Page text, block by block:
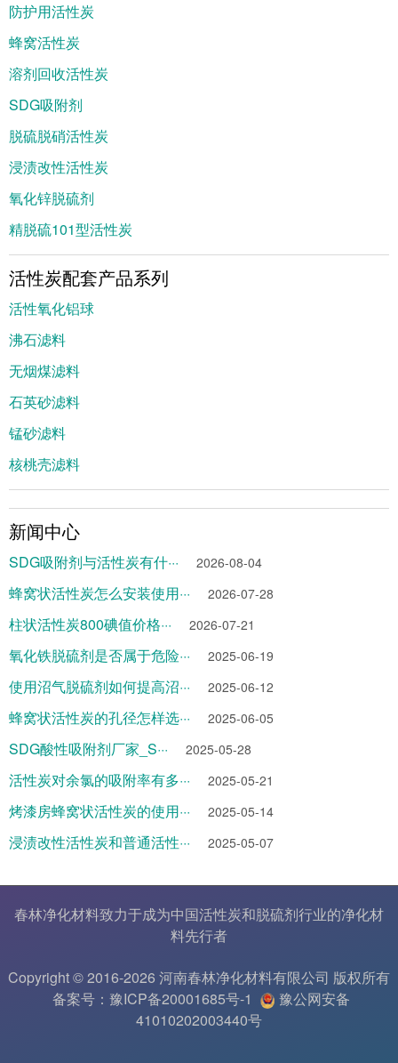
防护用活性炭
蜂窝活性炭
溶剂回收活性炭
SDG吸附剂
脱硫脱硝活性炭
浸渍改性活性炭
氧化锌脱硫剂
精脱硫101型活性炭
活性炭配套产品系列
活性氧化铝球
沸石滤料
无烟煤滤料
石英砂滤料
锰砂滤料
核桃壳滤料
新闻中心
SDG吸附剂与活性炭有什··· 2026-08-04
蜂窝状活性炭怎么安装使用··· 2026-07-28
柱状活性炭800碘值价格··· 2026-07-21
氧化铁脱硫剂是否属于危险··· 2025-06-19
使用沼气脱硫剂如何提高沼··· 2025-06-12
蜂窝状活性炭的孔径怎样选··· 2025-06-05
SDG酸性吸附剂厂家_S··· 2025-05-28
活性炭对余氯的吸附率有多··· 2025-05-21
烤漆房蜂窝状活性炭的使用··· 2025-05-14
浸渍改性活性炭和普通活性··· 2025-05-07
春林净化材料致力于成为中国活性炭和脱硫剂行业的净化材
料先行者
Copyright © 2016-2026 河南春林净化材料有限公司 版权所有
备案号：豫ICP备20001685号-1
豫公网安备
41010202003440号